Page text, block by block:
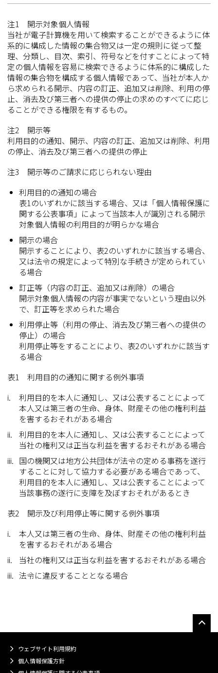
注1 開示対象個人情報
当社が電子計算機を用いて検索することができるように体
系的に構成した情報の集合物又は一定の規則に従って整
理、分類し、目次、索引、符号などを付すことによって特
定の個人情報を容易に検索できるように体系的に構成した
情報の集合物を構成する個人情報であって、当社が本人か
ら求められる開示、内容の訂正、追加又は削除、利用の停
止、消去及び第三者への提供の停止の求めのすべてに応じ
ることができる権限を有するもの。
注2 開示等
利用目的の通知、開示、内容の訂正、追加又は削除、利用
の停止、消去及び第三者への提供の停止
注3 開示等のご請求に応じられない理由
利用目的の通知の場合
表1のいずれかに該当する場合、又は「個人情報保護に
関する公表事項」によって当該本人が識別される開示
対象個人情報の利用目的が明らかな場合
開示の場合
開示することにより、表2のいずれかに該当する場合、
又は法令の規定によって特別な手続きが定められてい
る場合
訂正等（内容の訂正、追加又は削除）の場合
開示対象個人情報の内容が事実でないという理由以外
で、訂正等を求められた場合
利用停止等（利用の停止、消去及び第三者への提供の
停止）の場合
利用停止等をすることにより、表2のいずれかに該当す
る場合
表1 利用目的の通知に関する例外事項
利用目的を本人に通知し、又は公表することによって
本人又は第三者の生命、身体、財産その他の権利利益
を害するおそれがある場合
利用目的を本人に通知し、又は公表することによって
当社の権利又は正当な利益を害するおそれがある場合
国の機関又は地方公共団体が法令の定める事務を遂行
することに対して協力する必要がある場合であって、
利用目的を本人に通知し、又は公表することによって
当該事務の遂行に支障を及ぼすおそれがあるとき
表2 開示及び利用停止等に関する例外事項
本人又は第三者の生命、身体、財産その他の権利利益
を害するおそれがある場合
当社の権利又は正当な利益を害するおそれがある場合
法令に違反することとなる場合
ウェブサイト利用規約
個人情報保護方針